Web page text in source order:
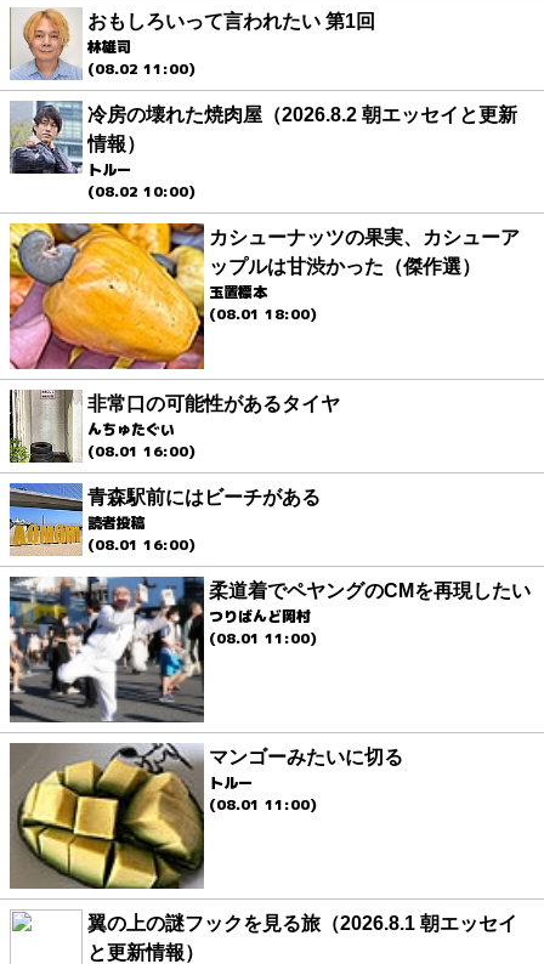
おもしろいって言われたい 第1回
林雄司
(08.02 11:00)
冷房の壊れた焼肉屋（2026.8.2 朝エッセイと更新
情報）
トルー
(08.02 10:00)
カシューナッツの果実、カシューア
ップルは甘渋かった（傑作選）
玉置標本
(08.01 18:00)
非常口の可能性があるタイヤ
んちゅたぐい
(08.01 16:00)
青森駅前にはビーチがある
読者投稿
(08.01 16:00)
柔道着でペヤングのCMを再現したい
つりばんど岡村
(08.01 11:00)
マンゴーみたいに切る
トルー
(08.01 11:00)
翼の上の謎フックを見る旅（2026.8.1 朝エッセイ
と更新情報）